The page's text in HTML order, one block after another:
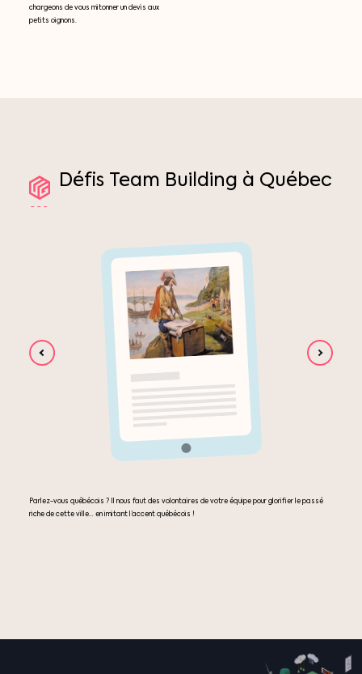
chargeons de vous mitonner un devis aux
petits oignons.
Défis Team Building à Québec
Parlez-vous québécois ? Il nous faut des volontaires de votre équipe pour glorifier le passé
riche de cette ville… en imitant l’accent québécois !